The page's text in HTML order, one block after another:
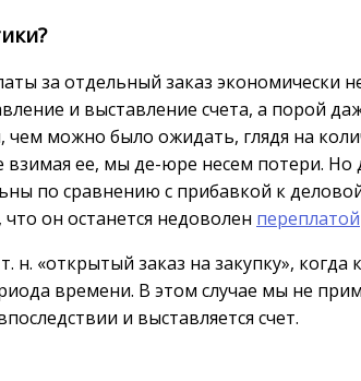
за отдельный заказ экономически
и выставление счета, а порой
можно было ожидать, глядя на
взимая ее, мы де-юре несем потери.
по сравнению с прибавкой к
он останется недоволен переплатой
н. «открытый заказ на закупку»,
времени. В этом случае мы не
и выставляется счет.